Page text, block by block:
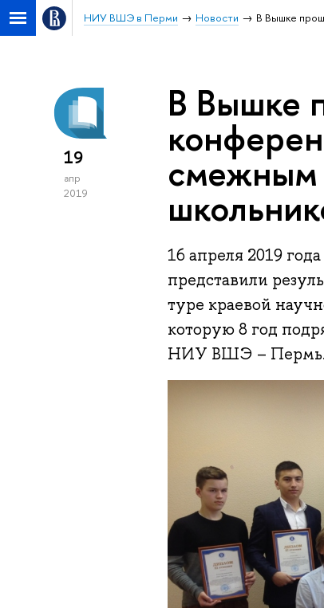
НИУ ВШЭ в Перми Новости В Вышке
19
апр
2019
В Вышке
смежным
16 апреля 2019
представили
туре краевой
которую 8 год
НИУ ВШЭ – Пермь.